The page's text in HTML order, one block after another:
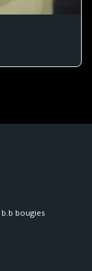
b.b bougies